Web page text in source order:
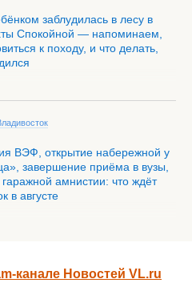
заблудилась в лесу в
Спокойной — напоминаем,
к походу, и что делать,
ВЭФ, открытие набережной у
завершение приёма в вузы,
амнистии: что ждёт
в августе
канале Новостей VL.ru